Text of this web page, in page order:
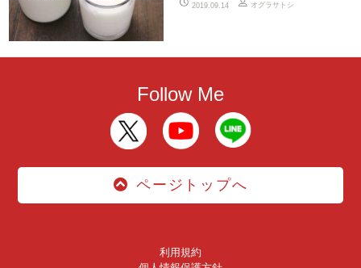
2019.09.14 オグラサトシ
Follow Me
ページトップへ
利用規約